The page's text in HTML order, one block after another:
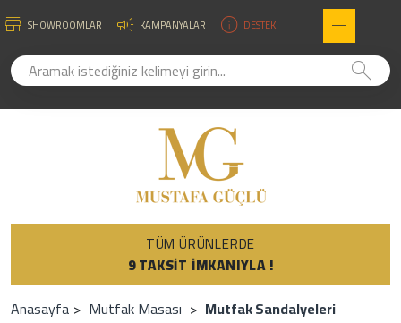
SHOWROOMLAR KAMPANYALAR DESTEK
TÜM ÜRÜNLERDE
9 TAKSIT IMKANIYLA !
Anasayfa Mutfak Masası Mutfak Sandalyeleri